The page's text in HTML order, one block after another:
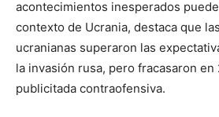
acontecimientos inesperados
contexto de Ucrania, destaca que
ucranianas superaron las
la invasión rusa, pero fracasaron
publicitada contraofensiva.